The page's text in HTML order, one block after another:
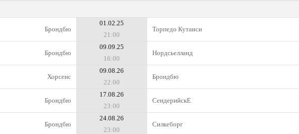
Брондбю
01.02.25
21:00
Торпедо Кутаиси
Брондбю
09.09.25
16:00
Нордсьелланд
Хорсенс
09.08.26
22:00
Брондбю
Брондбю
17.08.26
23:00
СендерийскЕ
Брондбю
24.08.26
23:00
Силкеборг